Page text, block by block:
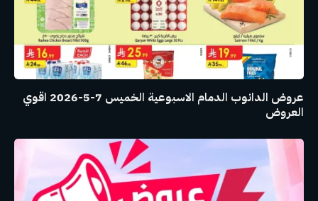
عروض الدانوب الدمام الاسبوعية الخميس 7-5-2026 اقوي
العروض